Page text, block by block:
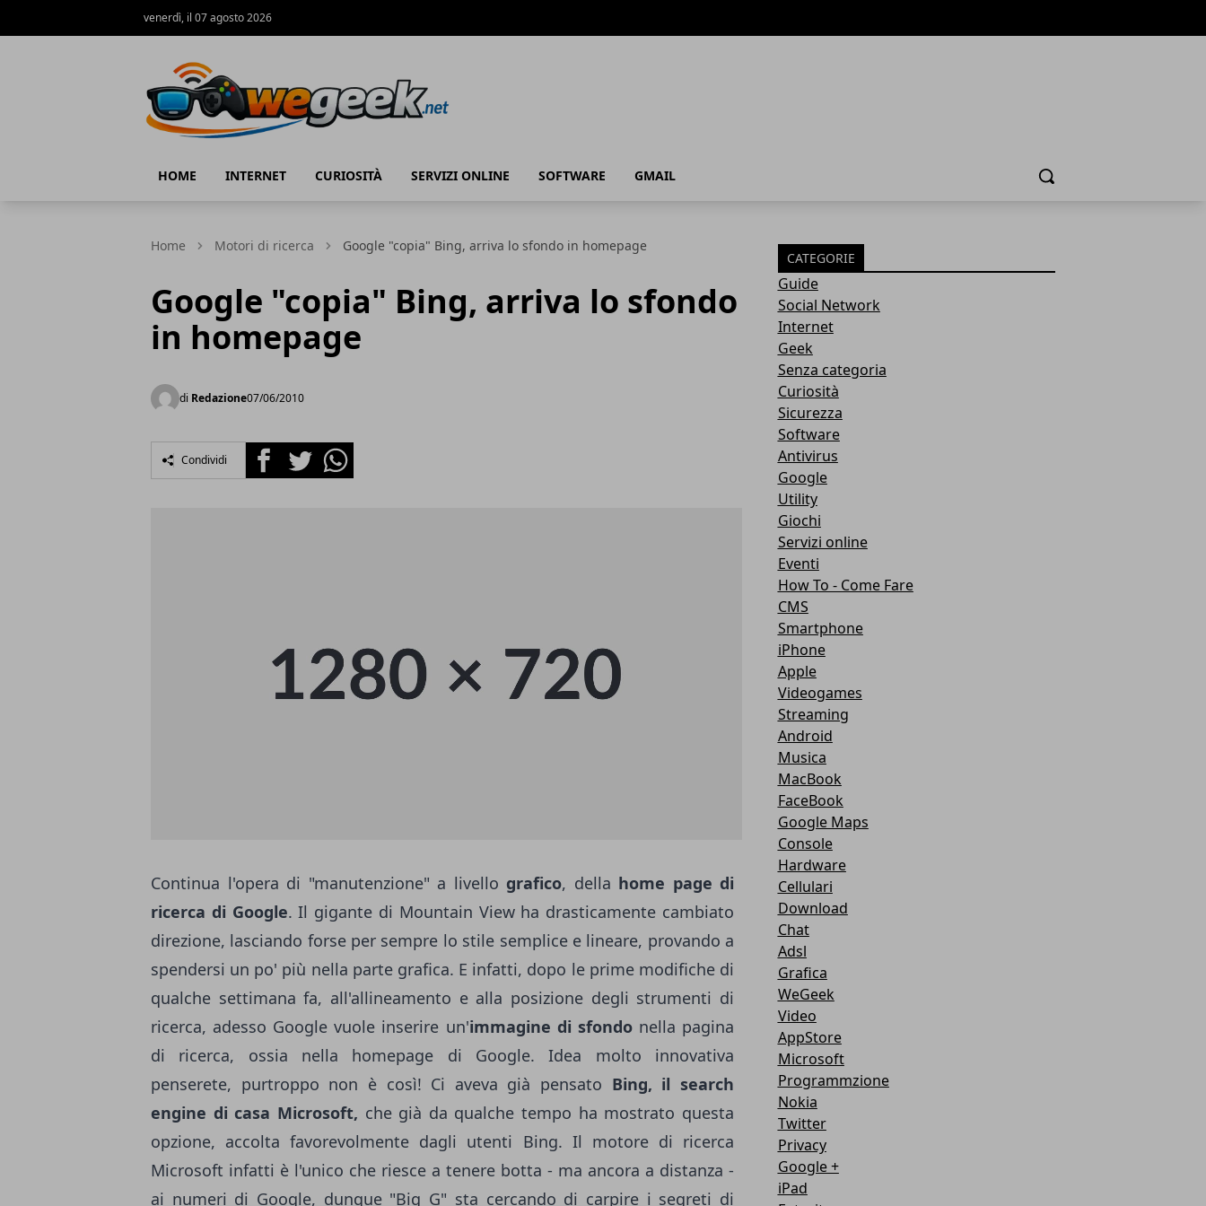
venerdì, il 07 agosto 2026
HOME INTERNET CURIOSITÀ SERVIZI ONLINE SOFTWARE GMAIL Cerca
Home Motori di ricerca Google "copia" Bing, arriva lo sfondo in homepage
Google "copia" Bing, arriva lo sfondo
in homepage
di Redazione07/06/2010
Condividi FacebookTwitterWhatsapp
Continua l'opera di "manutenzione" a livello grafico, della home page di
ricerca di Google. Il gigante di Mountain View ha drasticamente cambiato
direzione, lasciando forse per sempre lo stile semplice e lineare, provando a
spendersi un po' più nella parte grafica. E infatti, dopo le prime modifiche di
qualche settimana fa, all'allineamento e alla posizione degli strumenti di
ricerca, adesso Google vuole inserire un'immagine di sfondo nella pagina
di ricerca, ossia nella homepage di Google. Idea molto innovativa
penserete, purtroppo non è così! Ci aveva già pensato Bing, il search
engine di casa Microsoft, che già da qualche tempo ha mostrato questa
opzione, accolta favorevolmente dagli utenti Bing. Il motore di ricerca
Microsoft infatti è l'unico che riesce a tenere botta - ma ancora a distanza -
ai numeri di Google, dunque "Big G" sta cercando di carpire i segreti di
CATEGORIE
Guide
Social Network
Internet
Geek
Senza categoria
Curiosità
Sicurezza
Software
Antivirus
Google
Utility
Giochi
Servizi online
Eventi
How To - Come Fare
CMS
Smartphone
iPhone
Apple
Videogames
Streaming
Android
Musica
MacBook
FaceBook
Google Maps
Console
Hardware
Cellulari
Download
Chat
Adsl
Grafica
WeGeek
Video
AppStore
Microsoft
Programmzione
Nokia
Twitter
Privacy
Google +
iPad